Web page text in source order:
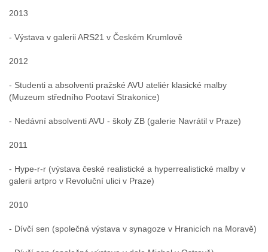
2013
- Výstava v galerii ARS21 v Českém Krumlově
2012
- Studenti a absolventi pražské AVU ateliér klasické malby
(Muzeum středního Pootaví Strakonice)
- Nedávní absolventi AVU - školy ZB (galerie Navrátil v Praze)
2011
- Hype-r-r (výstava české realistické a hyperrealistické malby v
galerii artpro v Revoluční ulici v Praze)
2010
- Dívčí sen (společná výstava v synagoze v Hranicích na Moravě)